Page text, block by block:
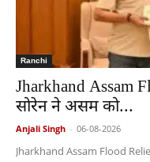
Ranchi
Jharkhand Assam
सोरेन ने असम को...
Anjali Singh - 06-08-2026
Jharkhand Assam Flood